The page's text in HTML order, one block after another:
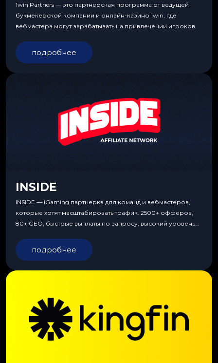
1win Partners — это партнерская программа от ведущей
букмекерской компании и онлайн-казино 1win, где
вебмастера могут зарабатывать на привлечении игроков.
подробнее
INSIDE
INSIDE — iGaming партнерка для команд и вебмастеров,
которые хотят масштабировать трафик. 2500+ офферов,
80+ GEO, быстрые выплаты по запросу, высокий уровень
подробнее